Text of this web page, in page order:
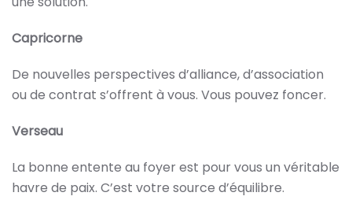
Capricorne
De nouvelles perspectives d’alliance, d’association
ou de contrat s’offrent à vous. Vous pouvez foncer.
Verseau
La bonne entente au foyer est pour vous un véritable
havre de paix. C’est votre source d’équilibre.